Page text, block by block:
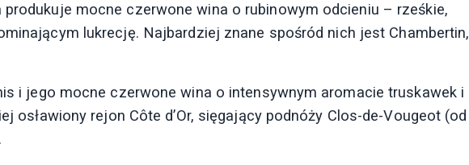
mocne czerwone wina o rubinowym odcieniu – rześkie,
lukrecję. Najbardziej znane spośród nich jest Chambertin,
i jego mocne czerwone wina o intensywnym aromacie truskawek i
osławiony rejon Côte d’Or, sięgający podnóży Clos-de-Vougeot (od